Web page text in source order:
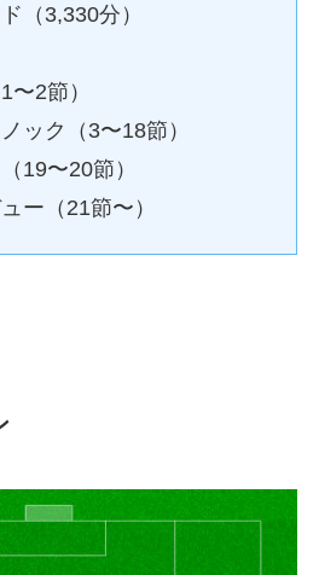
（3,330分）
2節）
ック（3〜18節）
19〜20節）
ー（21節〜）